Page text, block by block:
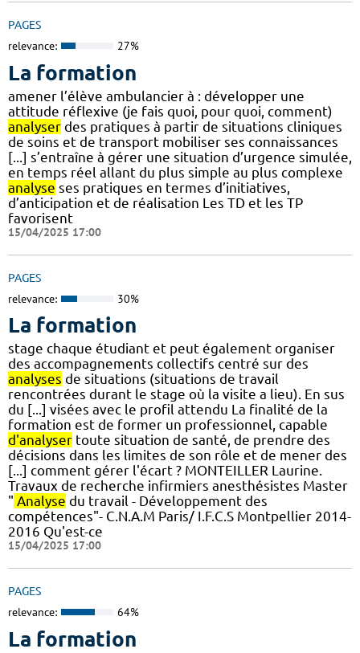
PAGES
relevance: 27%
La formation
amener l’élève ambulancier à : développer une
attitude réflexive (je fais quoi, pour quoi, comment)
analyser des pratiques à partir de situations cliniques
de soins et de transport mobiliser ses connaissances
[...] s’entraîne à gérer une situation d’urgence simulée,
en temps réel allant du plus simple au plus complexe
analyse ses pratiques en termes d’initiatives,
d’anticipation et de réalisation Les TD et les TP
favorisent
15/04/2025 17:00
PAGES
relevance: 30%
La formation
stage chaque étudiant et peut également organiser
des accompagnements collectifs centré sur des
analyses de situations (situations de travail
rencontrées durant le stage où la visite a lieu). En sus
du [...] visées avec le profil attendu La finalité de la
formation est de former un professionnel, capable
d'analyser toute situation de santé, de prendre des
décisions dans les limites de son rôle et de mener des
[...] comment gérer l'écart ? MONTEILLER Laurine.
Travaux de recherche infirmiers anesthésistes Master
" Analyse du travail - Développement des
compétences"- C.N.A.M Paris/ I.F.C.S Montpellier 2014-
2016 Qu'est-ce
15/04/2025 17:00
PAGES
relevance: 64%
La formation